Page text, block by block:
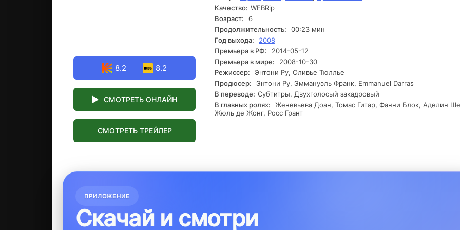
8.2 8.2
СМОТРЕТЬ ОНЛАЙН
СМОТРЕТЬ ТРЕЙЛЕР
герои понимают, что им необходимо объединить усилия, чтобы
только себя, но и весь мир. Сюжет достигает кульминации, когда
оказываются перед лицом выбора: рискнуть всем ради спасения или
оставить всё как есть.
Качество: WEBRip
Возраст:
6
Продолжительность:
00:23 мин
Год выхода:
2008
Премьера в РФ:
2014-05-12
Премьера в мире:
2008-10-30
Режиссер:
Энтони Ру, Оливье Тюллье
Продюсер:
Энтони Ру, Эммануэль Франк, Emmanuel Darras
В переводе: Субтитры, Двухголосый закадровый
В главных ролях:
Женевьева Доан, Томас Гитар, Фанни Блок, Аделин
Жюль де Жонг, Росс Грант
ПРИЛОЖЕНИЕ
Скачай и смотри